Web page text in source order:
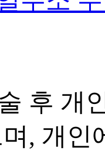
후 개
, 개인